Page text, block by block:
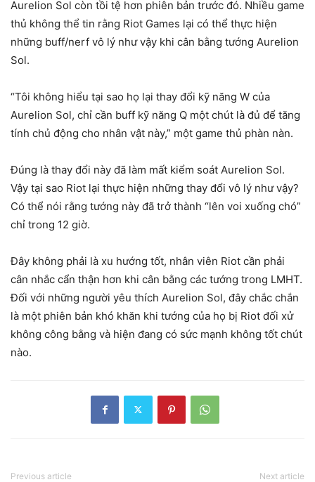
Aurelion Sol còn tồi tệ hơn phiên bản trước đó. Nhiều game
thủ không thể tin rằng Riot Games lại có thể thực hiện
những buff/nerf vô lý như vậy khi cân bằng tướng Aurelion
Sol.
“Tôi không hiểu tại sao họ lại thay đổi kỹ năng W của
Aurelion Sol, chỉ cần buff kỹ năng Q một chút là đủ để tăng
tính chủ động cho nhân vật này,” một game thủ phàn nàn.
Đúng là thay đổi này đã làm mất kiểm soát Aurelion Sol.
Vậy tại sao Riot lại thực hiện những thay đổi vô lý như vậy?
Có thể nói rằng tướng này đã trở thành “lên voi xuống chó”
chỉ trong 12 giờ.
Đây không phải là xu hướng tốt, nhân viên Riot cần phải
cân nhắc cẩn thận hơn khi cân bằng các tướng trong LMHT.
Đối với những người yêu thích Aurelion Sol, đây chắc chắn
là một phiên bản khó khăn khi tướng của họ bị Riot đối xử
không công bằng và hiện đang có sức mạnh không tốt chút
nào.
Previous article Next article